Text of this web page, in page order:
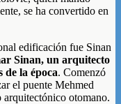
se ha convertido en
edificación fue Sinan
Sinan, un arquitecto
de la época. Comenzó
el puente Mehmed
arquitectónico otomano.